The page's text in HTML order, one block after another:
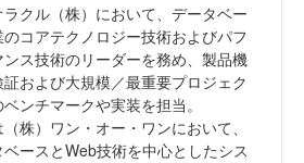
ラクル（株）において、データベー
のコアテクノロジー技術およびパフ
ンス技術のリーダーを務め、製品機
および大規模／最重要プロジェク
ベンチマークや実装を担当。
株）ワン・オー・ワンにおいて、
ースとWeb技術を中心としたシス